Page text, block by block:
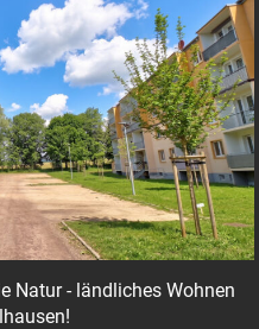
Natur - ländliches Wohnen